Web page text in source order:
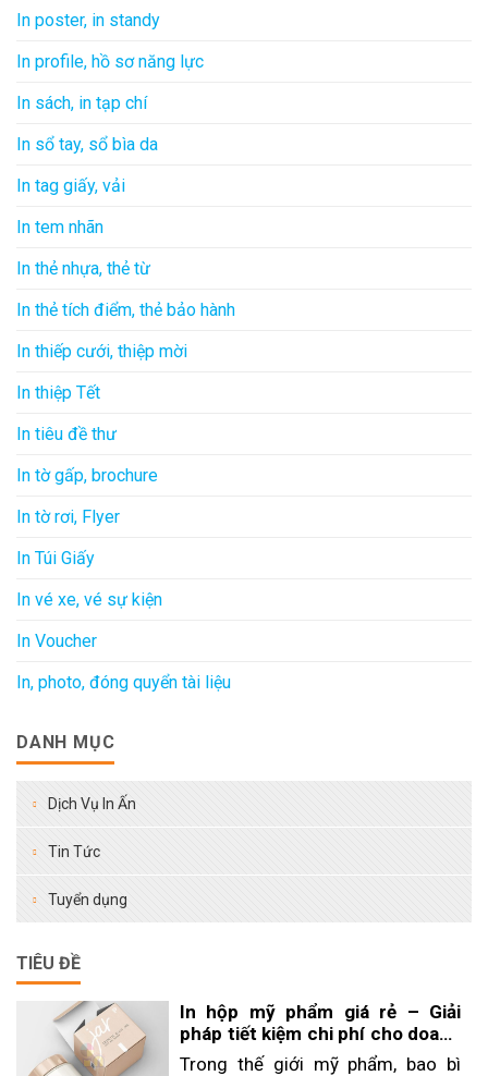
In poster, in standy
In profile, hồ sơ năng lực
In sách, in tạp chí
In sổ tay, sổ bìa da
In tag giấy, vải
In tem nhãn
In thẻ nhựa, thẻ từ
In thẻ tích điểm, thẻ bảo hành
In thiếp cưới, thiệp mời
In thiệp Tết
In tiêu đề thư
In tờ gấp, brochure
In tờ rơi, Flyer
In Túi Giấy
In vé xe, vé sự kiện
In Voucher
In, photo, đóng quyển tài liệu
DANH MỤC
Dịch Vụ In Ấn
Tin Tức
Tuyển dụng
TIÊU ĐỀ
In hộp mỹ phẩm giá rẻ – Giải
pháp tiết kiệm chi phí cho doanh
nghiệp
Trong thế giới mỹ phẩm, bao bì